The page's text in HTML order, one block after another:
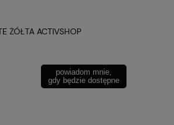
ŻÓŁTA ACTIVSHOP
powiadom mnie,
gdy będzie dostępne